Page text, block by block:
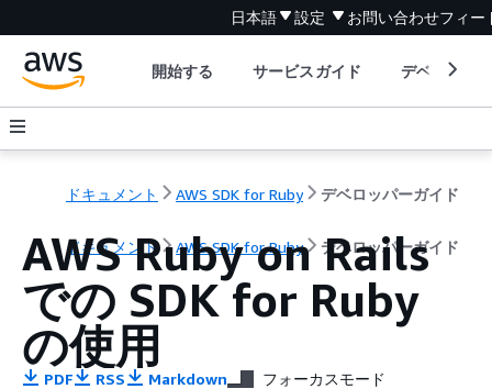
日本語 設定 お問い合わせフィー
開始する サービスガイド デベロッパ
ドキュメント AWS SDK for Ruby デベロッパーガイド
ドキュメント AWS SDK for Ruby デベロッパーガイド
AWS Ruby on Rails
での SDK for Ruby
の使用
PDF RSS Markdown フォーカスモード